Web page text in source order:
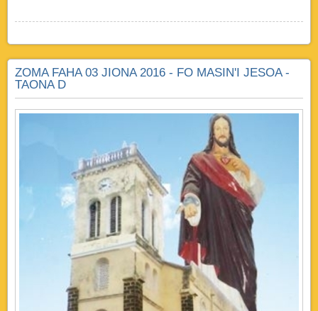
ZOMA FAHA 03 JIONA 2016 - FO MASIN'I JESOA -
TAONA D